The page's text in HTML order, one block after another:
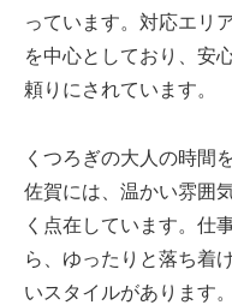
っています。対応エリ
を中心としており、安
頼りにされています。
くつろぎの大人の時間
佐賀には、温かい雰囲
く点在しています。仕
ら、ゆったりと落ち着
いスタイルがあります